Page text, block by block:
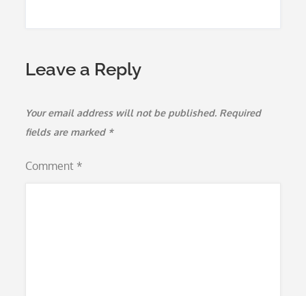
Leave a Reply
Your email address will not be published. Required
fields are marked *
Comment *